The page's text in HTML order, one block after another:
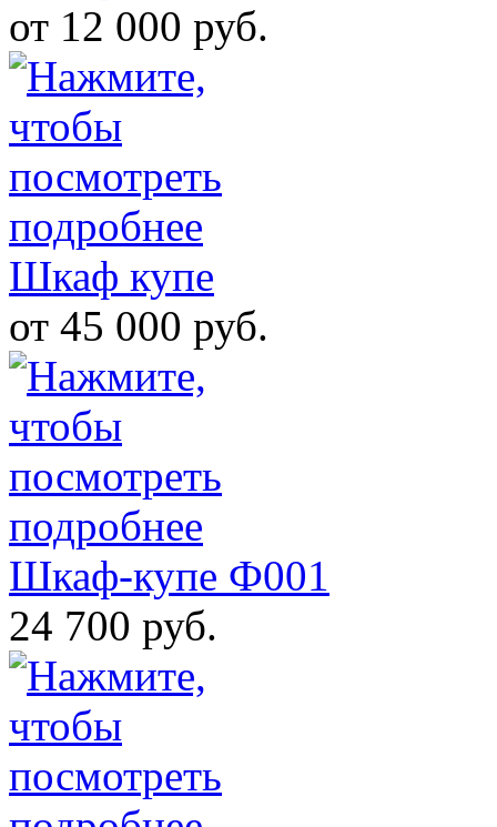
от 12 000 руб.
Шкаф купе
от 45 000 руб.
Шкаф-купе Ф001
24 700 руб.